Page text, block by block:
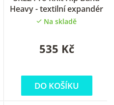
Heavy - textilní expandér
Na skladě
535 Kč
DO KOŠÍKU